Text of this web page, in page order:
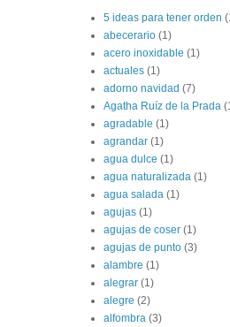
5 ideas para tener orden
abecerario (1)
acero inoxidable (1)
actuales (1)
adorno navidad (7)
Agatha Ruíz de la Prada
agradable (1)
agrandar (1)
agua dulce (1)
agua naturalizada (1)
agua salada (1)
agujas (1)
agujas de coser (1)
agujas de punto (3)
alambre (1)
alegrar (1)
alegre (2)
alfombra (3)